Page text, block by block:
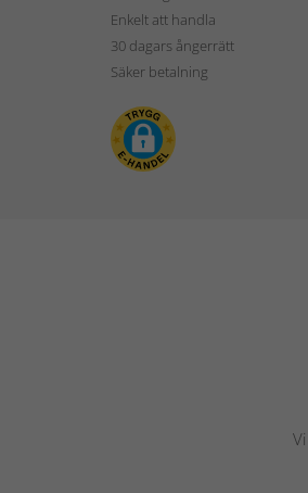
Enkelt att handla
30 dagars ångerrätt
Säker betalning